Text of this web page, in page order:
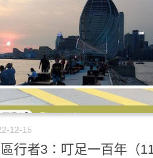
12-15
行者3：叮足一百年（